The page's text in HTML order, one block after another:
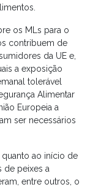
os MLs para o
contribuem de
da UE e,
a exposição
tolerável
Alimentar
Europeia a
ser necessários
ao início de
de peixes a
entre outros, o